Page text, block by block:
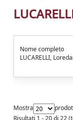
Nome completo
LUCARELLI,
Mostra
Risultati 1 - 20 di 22